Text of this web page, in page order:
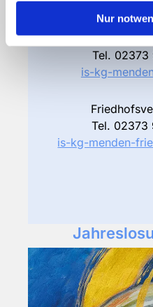
Nur
Tel. 02373
is-kg-
Tel. 02373
is-kg-menden-